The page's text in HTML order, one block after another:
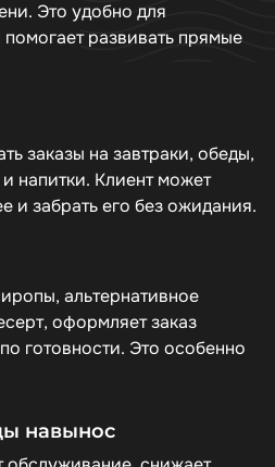
Это удобно для
развивать прямые
заказы на завтраки, обеды,
напитки. Клиент может
и забрать его без ожидания.
альтернативное
оформляет заказ
готовности. Это особенно
навынос